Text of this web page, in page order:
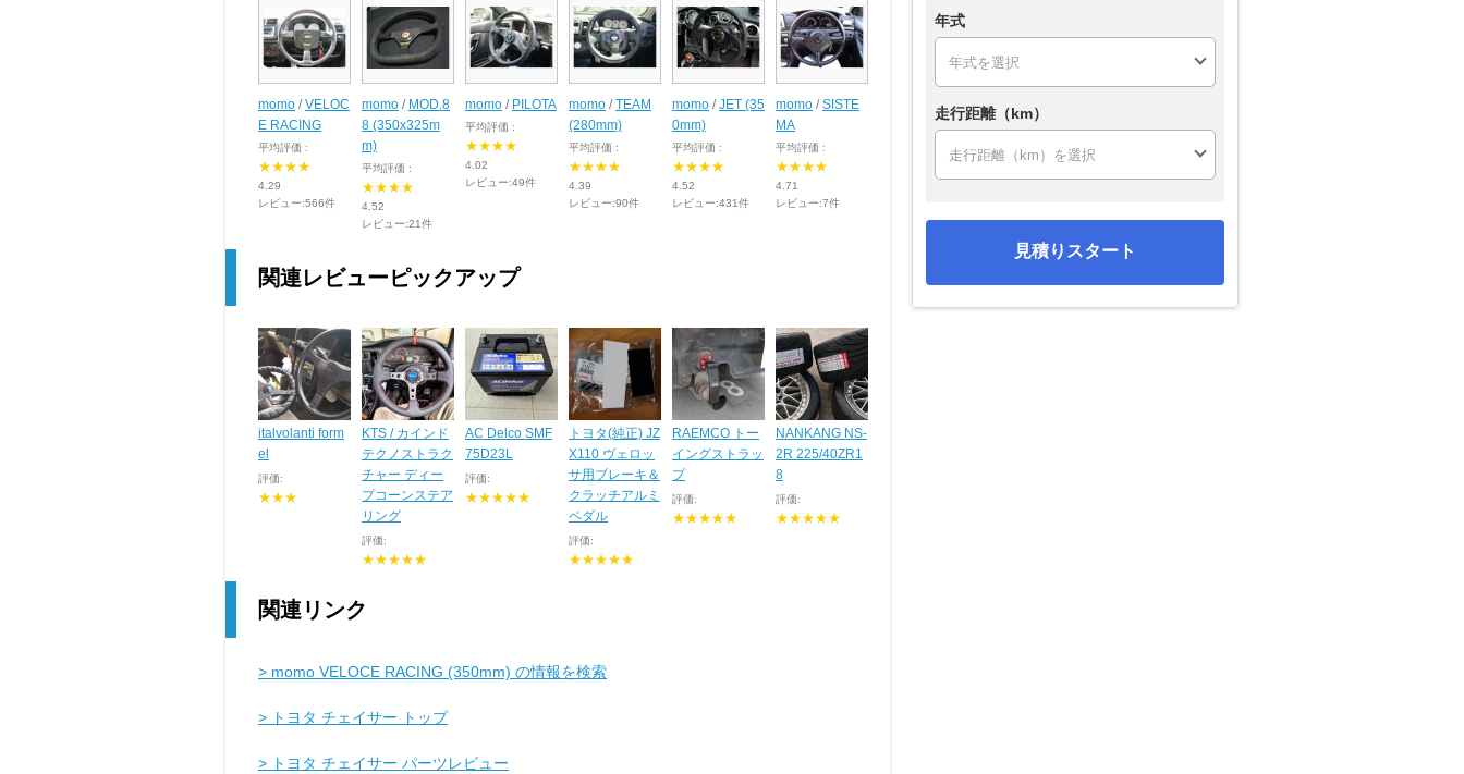
momo /VELOC
E RACING
平均評価 :
★★★★
4.29
レビュー:566件
momo / MOD.8
8 (350x325m
m)
平均評価 :
★★★★
4.52
レビュー:21件
momo / PILOTA
平均評価 :
★★★★
4.02
レビュー:49件
momo /TEAM
(280mm)
平均評価 :
★★★★
4.39
レビュー:90件
momo /JET (35
0mm)
平均評価 :
★★★★
4.52
レビュー:431件
momo /SISTE
MA
平均評価 :
★★★★
4.71
レビュー:7件
関連レビューピックアップ
italvolanti form
el
評価:
★★★
KTS / カインド
テクノストラク
チャー ディー
プコーンステア
リング
評価:
★★★★★
AC Delco SMF
75D23L
評価:
★★★★★
トヨタ(純正) JZ
X110 ヴェロッ
サ用ブレーキ＆
クラッチアルミ
ペダル
評価:
★★★★★
RAEMCO トー
イングストラッ
プ
評価:
★★★★★
NANKANG NS-
2R 225/40ZR1
8
評価:
★★★★★
関連リンク
> momo VELOCE RACING (350mm) の情報を検索
> トヨタ チェイサー トップ
> トヨタ チェイサー パーツレビュー
年式
走行距離（km）
見積りスタート